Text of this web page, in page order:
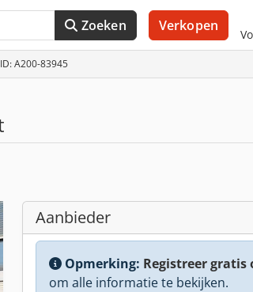
Zoeken Verkopen
A200-83945
Aanbieder
Opmerking: Registreer gratis
om alle informatie te bekijken.